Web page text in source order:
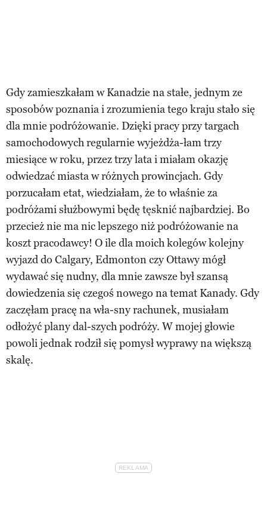
Gdy zamieszkałam w Kanadzie na stałe, jednym ze
sposobów poznania i zrozumienia tego kraju stało się
dla mnie podróżowanie. Dzięki pracy przy targach
samochodowych regularnie wyjeżdża-łam trzy
miesiące w roku, przez trzy lata i miałam okazję
odwiedzać miasta w różnych prowincjach. Gdy
porzucałam etat, wiedziałam, że to właśnie za
podróżami służbowymi będę tęsknić najbardziej. Bo
przecież nie ma nic lepszego niż podróżowanie na
koszt pracodawcy! O ile dla moich kolegów kolejny
wyjazd do Calgary, Edmonton czy Ottawy mógł
wydawać się nudny, dla mnie zawsze był szansą
dowiedzenia się czegoś nowego na temat Kanady. Gdy
zaczęłam pracę na wła-sny rachunek, musiałam
odłożyć plany dal-szych podróży. W mojej głowie
powoli jednak rodził się pomysł wyprawy na większą
skalę.